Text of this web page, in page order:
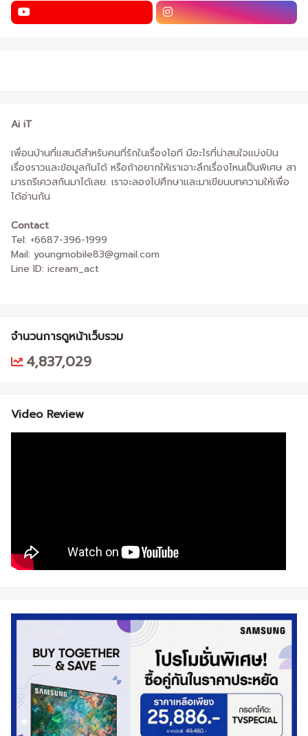
Ai iT
เพื่อนบ้านที่แสนดีสำหรับคนที่รักในเรื่องไอที มีอะไรที่น่าสนใจแบ่งปัน
เรื่องราวและข้อมูลกันได้ หรือถ้าอยากให้เราเจาะลึกเรื่องไหนเป็นพิเศษ สา
มารถรีเควสกันมาได้เลย. เราจะลองไปศึกษาและมาเขียนบทความให้เพื่อ
ได้อ่านกัน
Contact
Tel: +6687-396-1999
Mail: youngmobile83@gmail.com
Line ID: icream_act
จำนวนการดูหน้าเว็บรวม
4,837,029
Video Review